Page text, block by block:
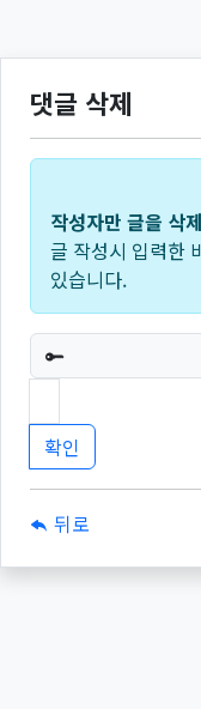
댓글 삭제
작성자만 글을 삭
글 작성시 입력한
있습니다.
필수
뒤로